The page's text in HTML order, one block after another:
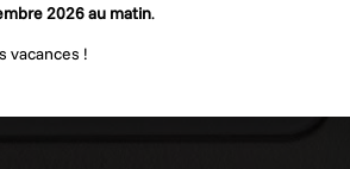
2026 au matin.
vacances !